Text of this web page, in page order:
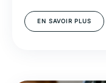
EN SAVOIR PLUS